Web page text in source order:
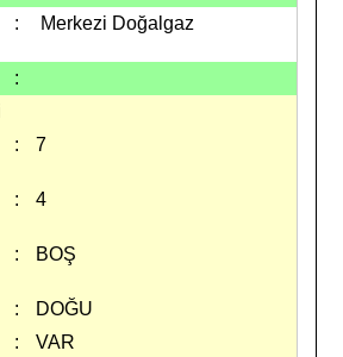
: Merkezi Doğalgaz
:
: 7
: 4
: BOŞ
:
DOĞU
:
VAR